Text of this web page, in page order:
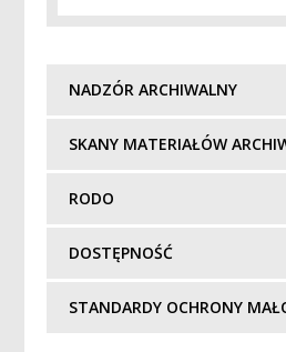
NADZÓR ARCHIWALNY
SKANY MATERIAŁÓW
RODO
DOSTĘPNOŚĆ
STANDARDY OCHRONY